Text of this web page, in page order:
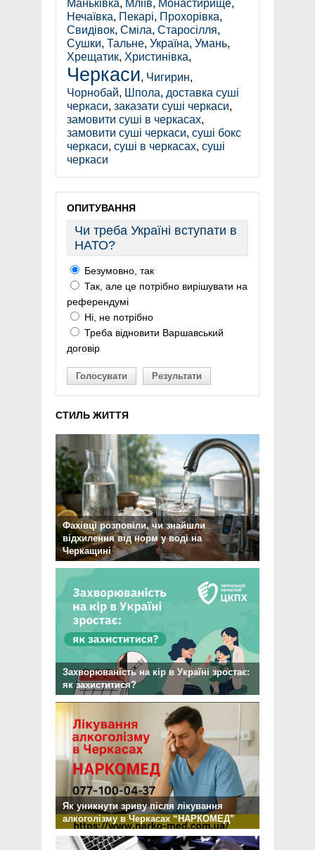
Маньківка, Мліїв, Монастирище,
Нечаївка, Пекарі, Прохорівка,
Свидівок, Сміла, Старосілля,
Сушки, Тальне, Україна, Умань,
Хрещатик, Христинівка,
Черкаси, Чигирин,
Чорнобай, Шпола, доставка суші
черкаси, заказати суші черкаси,
замовити суші в черкасах,
замовити суші черкаси, суші бокс
черкаси, суші в черкасах, суші
черкаси
ОПИТУВАННЯ
Чи треба Україні вступати в
НАТО?
Безумовно, так
Так, але це потрібно вирішувати на
референдумі
Ні, не потрібно
Треба відновити Варшавський
договір
Голосувати Результати
СТИЛЬ ЖИТТЯ
Фахівці розповіли, чи знайшли
відхилення від норм у воді на
Черкащині
Захворюваність на кір в Україні зростає:
як захиститися?
Як уникнути зриву після лікування
алкоголізму в Черкасах “НАРКОМЕД”